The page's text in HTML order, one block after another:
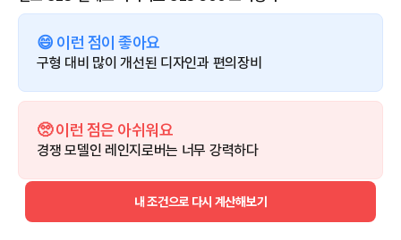
😄 이런 점이 좋아요
구형 대비 많이 개선된 디자인과 편의장비
🥺 이런 점은 아쉬워요
경쟁 모델인 레인지로버는 너무 강력하다
내 조건으로 다시 계산해보기